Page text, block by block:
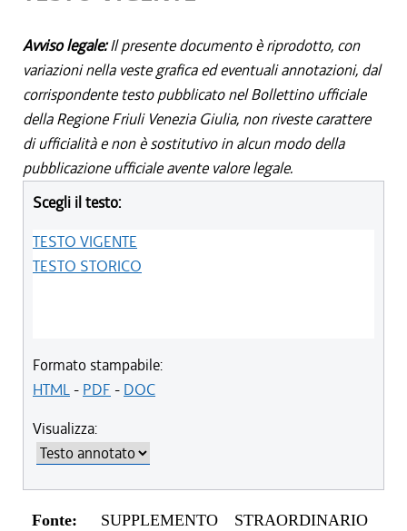
Avviso legale:Il presente documento è riprodotto, con
variazioni nella veste grafica ed eventuali annotazioni, dal
corrispondente testo pubblicato nel Bollettino ufficiale
della Regione Friuli Venezia Giulia, non riveste carattere
di ufficialità e non è sostitutivo in alcun modo della
pubblicazione ufficiale avente valore legale.
Scegli il testo:
TESTO VIGENTE
TESTO STORICO
Formato stampabile:
HTML- PDF - DOC
Visualizza:
Fonte:
SUPPLEMENTO STRAORDINARIO